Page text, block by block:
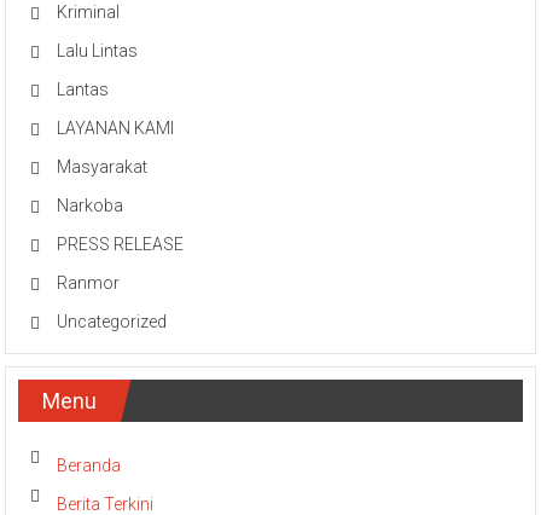
Kriminal
Lalu Lintas
Lantas
LAYANAN KAMI
Masyarakat
Narkoba
PRESS RELEASE
Ranmor
Uncategorized
Menu
Beranda
Berita Terkini